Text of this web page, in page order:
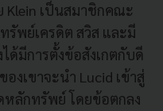
Klein เป็นสมาชิกคณะ
พย์เครดิต สวิส และมี
ด้มีการตั้งข้อสังเกตกับดี
องเขาจะนำ Lucid เข้าสู่
ลักทรัพย์ โดยข้อตกลง